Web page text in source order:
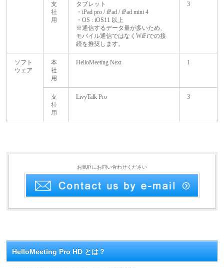
支
社
用
タブレット
・iPad pro / iPad / iPad mini 4
・OS : iOS11 以上
※通信するデータ量が多いため、
モバイル通信ではなくWiFiでの接
続を推奨します。
3
ソフト
ウェア
本
社
用
HelloMeeting Next 1
支
社
用
LivyTalk Pro 3
お気軽にお問い合わせください
HelloMeeting Pro HD とは？